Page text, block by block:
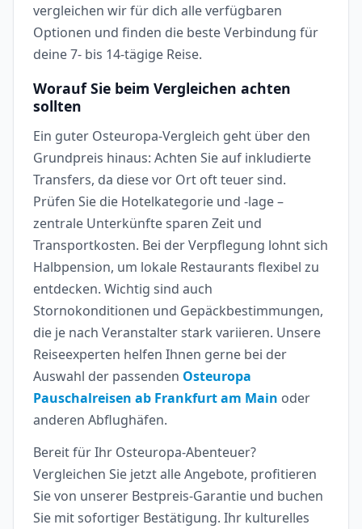
vergleichen wir für dich alle verfügbaren
Optionen und finden die beste Verbindung für
deine 7- bis 14-tägige Reise.
Worauf Sie beim Vergleichen achten
sollten
Ein guter Osteuropa-Vergleich geht über den
Grundpreis hinaus: Achten Sie auf inkludierte
Transfers, da diese vor Ort oft teuer sind.
Prüfen Sie die Hotelkategorie und -lage –
zentrale Unterkünfte sparen Zeit und
Transportkosten. Bei der Verpflegung lohnt sich
Halbpension, um lokale Restaurants flexibel zu
entdecken. Wichtig sind auch
Stornokonditionen und Gepäckbestimmungen,
die je nach Veranstalter stark variieren. Unsere
Reiseexperten helfen Ihnen gerne bei der
Auswahl der passenden Osteuropa
Pauschalreisen ab Frankfurt am Main oder
anderen Abflughäfen.
Bereit für Ihr Osteuropa-Abenteuer?
Vergleichen Sie jetzt alle Angebote, profitieren
Sie von unserer Bestpreis-Garantie und buchen
Sie mit sofortiger Bestätigung. Ihr kulturelles